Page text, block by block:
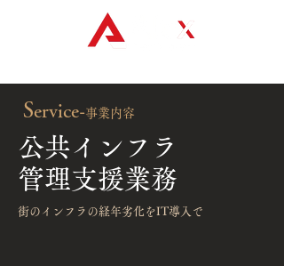
Service-事業内容
公共インフラ
管理支援業務
街のインフラの経年劣化をIT導入で